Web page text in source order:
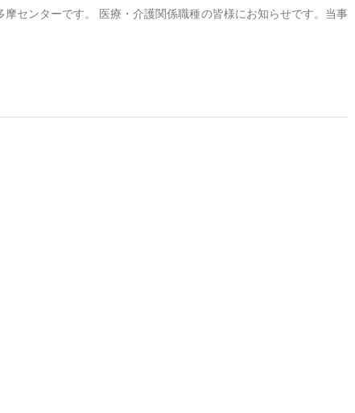
センターです。 医療・介護関係職種の皆様にお知らせです。当事